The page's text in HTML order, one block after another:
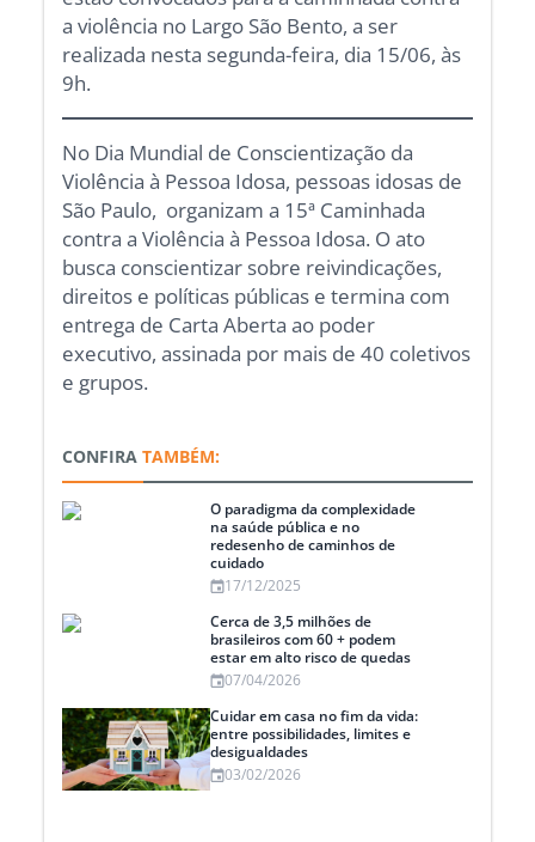
a violência no Largo São Bento, a ser
realizada nesta segunda-feira, dia 15/06, às
9h.
No Dia Mundial de Conscientização da
Violência à Pessoa Idosa, pessoas idosas de
São Paulo, organizam a 15ª Caminhada
contra a Violência à Pessoa Idosa. O ato
busca conscientizar sobre reivindicações,
direitos e políticas públicas e termina com
entrega de Carta Aberta ao poder
executivo, assinada por mais de 40 coletivos
e grupos.
CONFIRA TAMBÉM:
O paradigma da complexidade
na saúde pública e no
redesenho de caminhos de
cuidado
17/12/2025
Cerca de 3,5 milhões de
brasileiros com 60 + podem
estar em alto risco de quedas
07/04/2026
Cuidar em casa no fim da vida:
entre possibilidades, limites e
desigualdades
03/02/2026